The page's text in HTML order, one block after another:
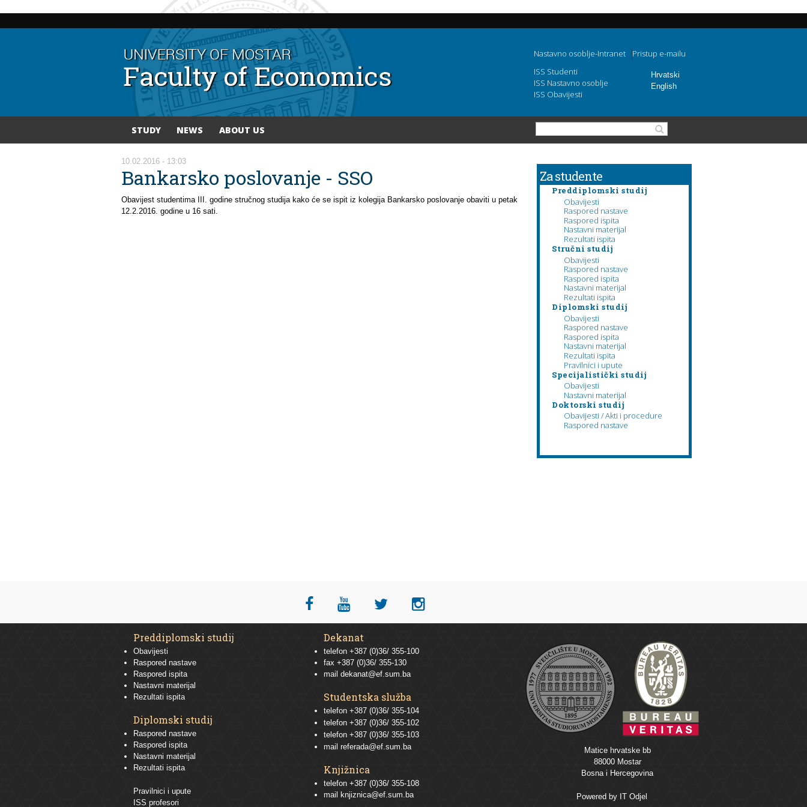
content
Hrvatski
English
Nastavno osoblje-Intranet
Pristup e-mailu
ISS Studenti
ISS Nastavno osoblje
ISS Obavijesti
STUDY NEWS ABOUT US Search form
You are here
10.02.2016 - 13:03
Bankarsko poslovanje - SSO
Obavijest studentima III. godine stručnog studija kako će se ispit iz kolegija Bankarsko poslovanje obaviti u petak
12.2.2016. godine u 16 sati.
Za studente
Preddiplomski studij
Obavijesti
Raspored nastave
Raspored ispita
Nastavni materijal
Rezultati ispita
Stručni studij
Obavijesti
Raspored nastave
Raspored ispita
Nastavni materijal
Rezultati ispita
Diplomski studij
Obavijesti
Raspored nastave
Raspored ispita
Nastavni materijal
Rezultati ispita
Pravilnici i upute
Specijalistički studij
Obavijesti
Nastavni materijal
Doktorski studij
Obavijesti / Akti i procedure
Raspored nastave
Preddiplomski studij
Obavijesti
Raspored nastave
Raspored ispita
Nastavni materijal
Rezultati ispita
Diplomski studij
Raspored nastave
Raspored ispita
Nastavni materijal
Rezultati ispita
Pravilnici i upute
ISS profesori
Dekanat
telefon +387 (0)36/ 355-100
fax +387 (0)36/ 355-130
mail dekanat@ef.sum.ba
Studentska služba
telefon +387 (0)36/ 355-104
telefon +387 (0)36/ 355-102
telefon +387 (0)36/ 355-103
mail referada@ef.sum.ba
Knjižnica
telefon +387 (0)36/ 355-108
mail
knjiznica@ef.sum.ba
Matice hrvatske bb
88000 Mostar
Bosna i Hercegovina
Powered by IT Odjel